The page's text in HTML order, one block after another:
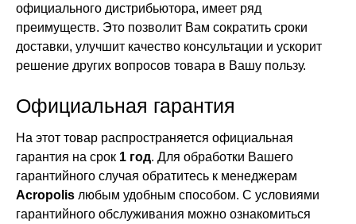
официального дистрибьютора, имеет ряд
преимуществ. Это позволит Вам сократить сроки
доставки, улучшит качество консультации и ускорит
решение других вопросов товара в Вашу пользу.
Официальная гарантия
На этот товар распространяется официальная
гарантия на срок 1 год. Для обработки Вашего
гарантийного случая обратитесь к менеджерам
Acropolis любым удобным способом. С условиями
гарантийного обслуживания можно ознакомиться